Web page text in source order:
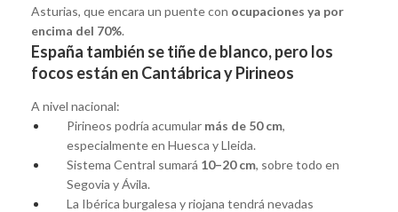
Asturias, que encara un puente con ocupaciones ya por
encima del 70%.
España también se tiñe de blanco, pero los
focos están en Cantábrica y Pirineos
A nivel nacional:
Pirineos podría acumular más de 50 cm,
especialmente en Huesca y Lleida.
Sistema Central sumará 10–20 cm, sobre todo en
Segovia y Ávila.
La Ibérica burgalesa y riojana tendrá nevadas